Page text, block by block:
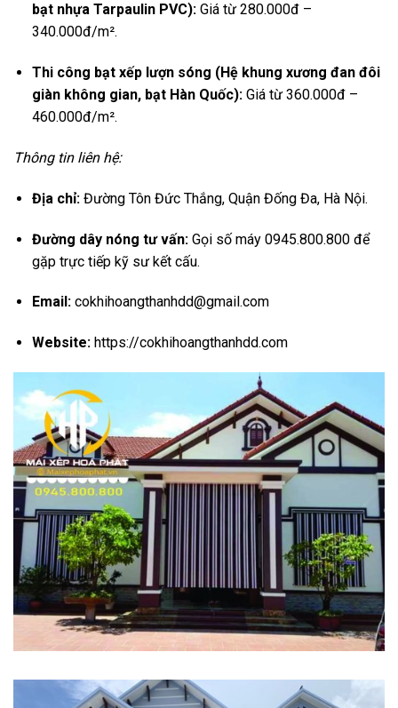
bạt nhựa Tarpaulin PVC):Giá từ 280.000đ –
340.000đ/m².
Thi công bạt xếp lượn sóng (Hệ khung xương đan đôi
giàn không gian, bạt Hàn Quốc):Giá từ 360.000đ –
460.000đ/m².
Thông tin liên hệ:
Địa chỉ:Đường Tôn Đức Thắng,Quận Đống Đa,Hà Nội.
Đường dây nóng tư vấn:Gọi số máy 0945.800.800 để
gặp trực tiếp kỹ sư kết cấu.
Email:cokhihoangthanhdd@gmail.com
Website:https://cokhihoangthanhdd.com